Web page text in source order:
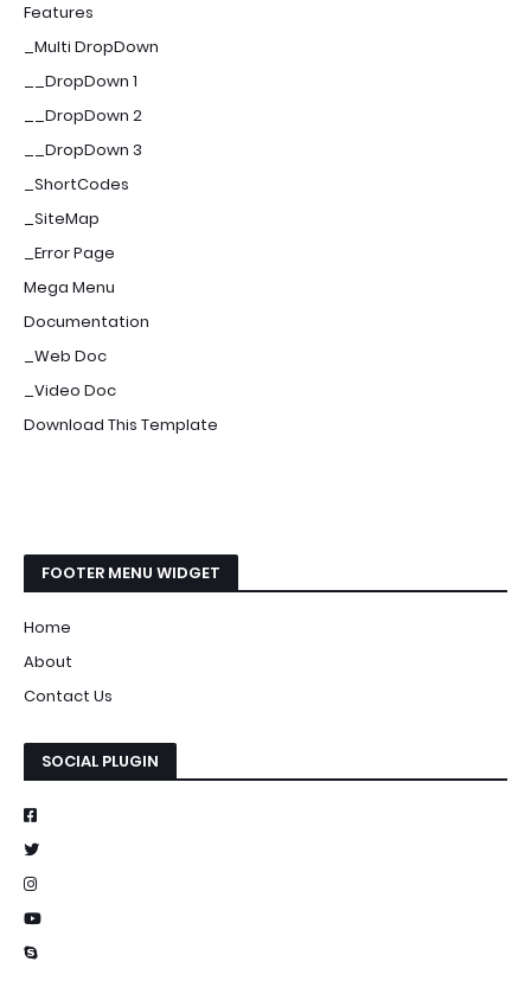
Features
_Multi DropDown
__DropDown 1
__DropDown 2
__DropDown 3
_ShortCodes
_SiteMap
_Error Page
Mega Menu
Documentation
_Web Doc
_Video Doc
Download This Template
FOOTER MENU WIDGET
Home
About
Contact Us
SOCIAL PLUGIN